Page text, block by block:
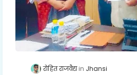
रोहित राजवैद्य Jhansi